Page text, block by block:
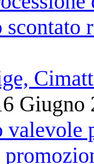
Giugno